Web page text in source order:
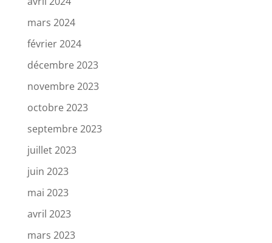
mars 2024
février 2024
décembre 2023
novembre 2023
octobre 2023
septembre 2023
juillet 2023
juin 2023
mai 2023
avril 2023
mars 2023